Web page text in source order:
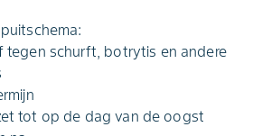
tegen schurft, botrytis en andere
tot op de dag van de oogst